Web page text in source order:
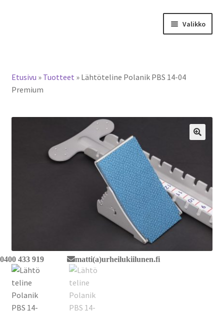
0400 433 919 matti(a)urheilukiilunen.fi
Valikko
Tuotteet / tilaus
valikko
Yhteystiedot
Etusivu » Tuotteet » Lähtöteline Polanik PBS 14-04
Premium